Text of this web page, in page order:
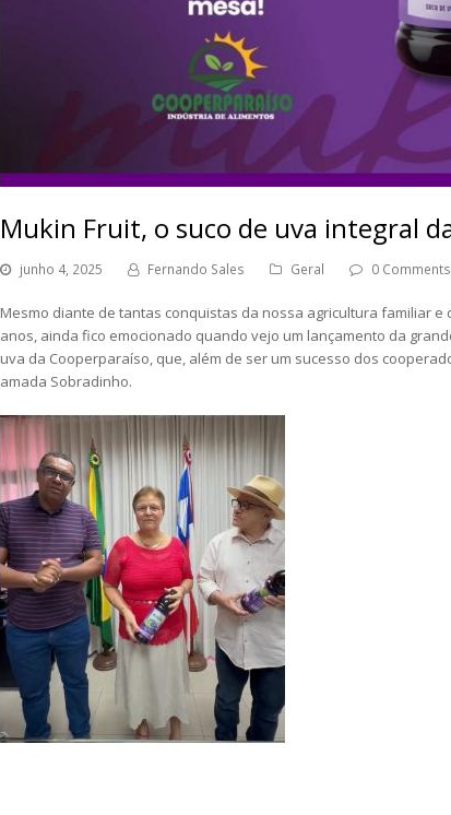
Mukin Fruit, o suco de uva integral
junho 4, 2025 Fernando Sales Geral 0 Comments
Mesmo diante de tantas conquistas da nossa agricultura familiar
anos, ainda fico emocionado quando vejo um lançamento da
uva da Cooperparaíso, que, além de ser um sucesso dos
amada Sobradinho.